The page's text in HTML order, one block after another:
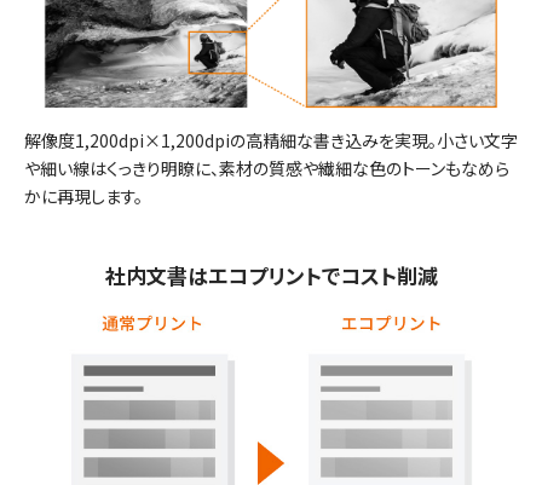
解像度1,200dpi×1,200dpiの高精細な書き込みを実現。小さい文字
や細い線はくっきり明瞭に、素材の質感や繊細な色のトーンもなめら
かに再現します。
社内文書はエコプリントでコスト削減